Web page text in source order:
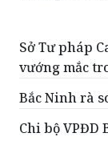
Sở Tư pháp
Bắc Ninh rà
Chi bộ
Thơ kết nạp
Tạo đột phá,